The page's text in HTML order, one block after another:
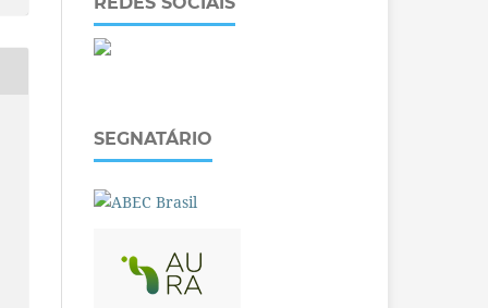
SEGNATÁRIO